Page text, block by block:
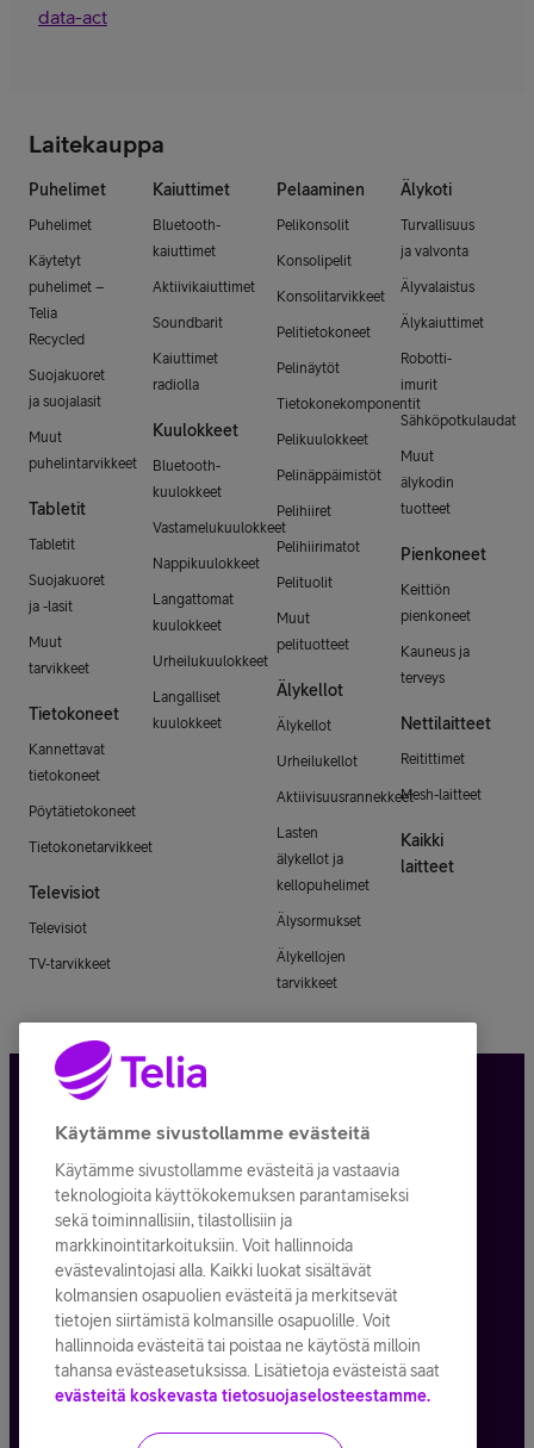
data-act
Laitekauppa
Puhelimet
Puhelimet
Käytetyt
puhelimet –
Telia
Recycled
Suojakuoret
ja suojalasit
Muut
puhelintarvikkeet
Tabletit
Tabletit
Suojakuoret
ja -lasit
Muut
tarvikkeet
Tietokoneet
Kannettavat
tietokoneet
Pöytätietokoneet
Tietokonetarvikkeet
Televisiot
Televisiot
TV-tarvikkeet
Kaiuttimet
Bluetooth-
kaiuttimet
Aktiivikaiuttimet
Soundbarit
Kaiuttimet
radiolla
Kuulokkeet
Bluetooth-
kuulokkeet
Vastamelukuulokkeet
Nappikuulokkeet
Langattomat
kuulokkeet
Urheilukuulokkeet
Langalliset
kuulokkeet
Pelaaminen
Pelikonsolit
Konsolipelit
Konsolitarvikkeet
Pelitietokoneet
Pelinäytöt
Tietokonekomponentit
Pelikuulokkeet
Pelinäppäimistöt
Pelihiiret
Pelihiirimatot
Pelituolit
Muut
pelituotteet
Älykellot
Älykellot
Urheilukellot
Aktiivisuusrannekkeet
Lasten
älykellot ja
kellopuhelimet
Älysormukset
Älykellojen
tarvikkeet
Älykoti
Turvallisuus
ja valvonta
Älyvalaistus
Älykaiuttimet
Robotti-
imurit
Sähköpotkulaudat
Muut
älykodin
tuotteet
Pienkoneet
Keittiön
pienkoneet
Kauneus ja
terveys
Nettilaitteet
Reitittimet
Mesh-laitteet
Kaikki
laitteet
Tietosuoja ja -turva
Tilauksen peruuttaminen
Käyttöehdot
Evästeiden käyttö
Toimitusehdot ja palvelukuvaukset
Käytämme sivustollamme evästeitä
Käytämme sivustollamme evästeitä ja vastaavia
teknologioita käyttökokemuksen parantamiseksi
sekä toiminnallisiin, tilastollisiin ja
markkinointitarkoituksiin. Voit hallinnoida
evästevalintojasi alla. Kaikki luokat sisältävät
kolmansien osapuolien evästeitä ja merkitsevät
tietojen siirtämistä kolmansille osapuolille. Voit
hallinnoida evästeitä tai poistaa ne käytöstä milloin
tahansa evästeasetuksissa. Lisätietoja evästeistä saat
evästeitä koskevasta tietosuojaselosteestamme.